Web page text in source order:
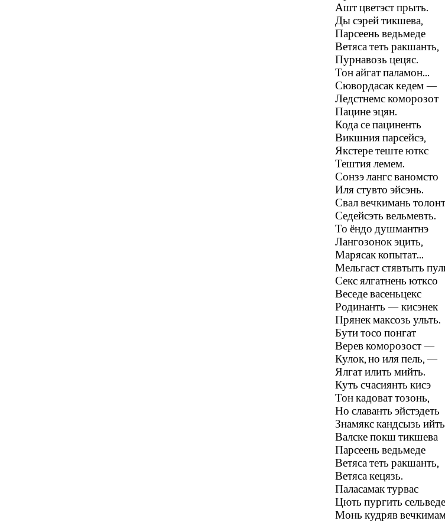
Ашт цветэст прыть.
Ды сэрей тикшева,
Парсеень ведьмеде
Ветяса теть ракшанть,
Пурнавозь цецяс.
Тон айгат паламон...
Сювордасак кедем —
Ледстнемс коморозот
Пацине эцян.
Кода се пациненть
Викшния парсейсэ,
Якстере теште юткс
Тештия лемем.
Сонзэ лангс ваномсто
Иля стувто эйсэнь.
Свал вечкимань
Седейсэть вельмевть.
То ёндо душмантнэ
Лангозонок эцить,
Марясак копытат...
Мельгаст стявтыть
Секс ялгатнень ютксо
Веседе васеньцекс
Родинанть — кисэнек
Прянек максозь ульть.
Бути тосо понгат
Верев коморозост —
Кулок, но иля пель, —
Ялгат илить мийть.
Куть счасиянть кисэ
Тон кадоват тозонь,
Но славанть эйстэдеть
Знамякс кандсызь
Валске покш тикшева
Парсеень ведьмеде
Ветяса теть ракшанть,
Ветяса кецязь.
Паласамак турвас
Цють пургить
Монь кудряв